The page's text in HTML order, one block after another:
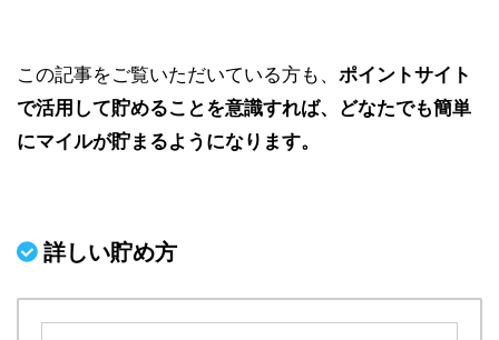
この記事をご覧いただいている方も、 ポイントサイト
で活用して貯めることを意識すれば、どなたでも簡単
にマイルが貯まるようになります。
詳しい貯め方